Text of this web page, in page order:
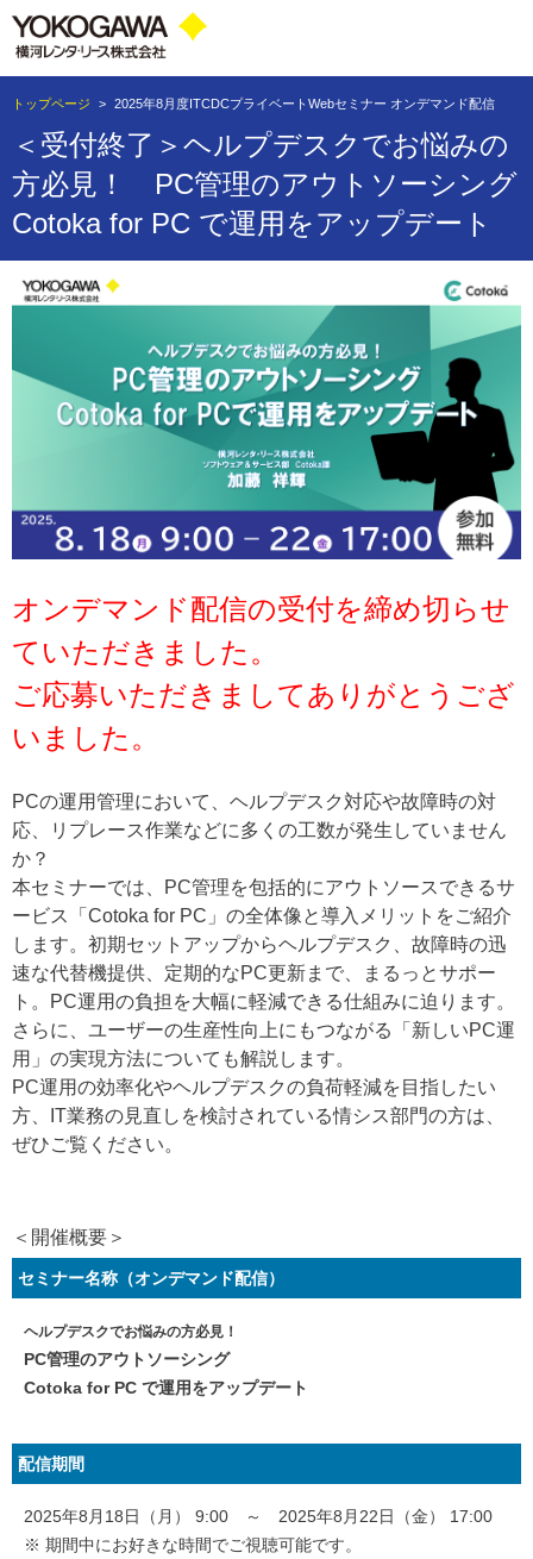
トップページ > 2025年8月度ITCDCプライベートWebセミナー オンデマンド配信
＜受付終了＞ヘルプデスクでお悩みの
方必見！ PC管理のアウトソーシング
Cotoka for PC で運用をアップデート
オンデマンド配信の受付を締め切らせ
ていただきました。
ご応募いただきましてありがとうござ
いました。
PCの運用管理において、ヘルプデスク対応や故障時の対
応、リプレース作業などに多くの工数が発生していません
か？
本セミナーでは、PC管理を包括的にアウトソースできるサ
ービス「Cotoka for PC」の全体像と導入メリットをご紹介
します。初期セットアップからヘルプデスク、故障時の迅
速な代替機提供、定期的なPC更新まで、まるっとサポー
ト。PC運用の負担を大幅に軽減できる仕組みに迫ります。
さらに、ユーザーの生産性向上にもつながる「新しいPC運
用」の実現方法についても解説します。
PC運用の効率化やヘルプデスクの負荷軽減を目指したい
方、IT業務の見直しを検討されている情シス部門の方は、
ぜひご覧ください。
＜開催概要＞
セミナー名称（オンデマンド配信）
ヘルプデスクでお悩みの方必見！
PC管理のアウトソーシング
Cotoka for PC で運用をアップデート
配信期間
2025年8月18日（月） 9:00 ～ 2025年8月22日（金） 17:00
※ 期間中にお好きな時間でご視聴可能です。